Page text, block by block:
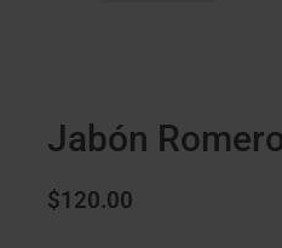
Jabón
$120.00